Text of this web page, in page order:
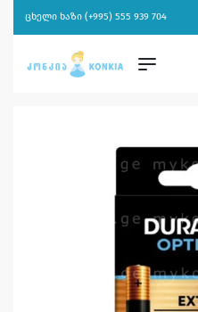
ცხელი ხაზი (+995) 555 939 704